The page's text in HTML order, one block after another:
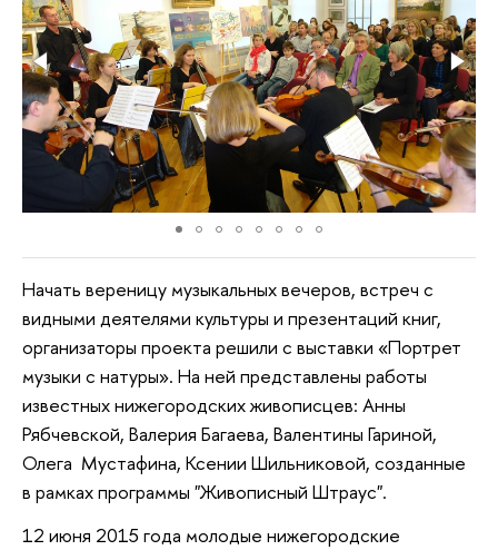
Начать вереницу музыкальных вечеров, встреч с
видными деятелями культуры и презентаций книг,
организаторы проекта решили с выставки «Портрет
музыки с натуры». На ней представлены работы
известных нижегородских живописцев: Анны
Рябчевской, Валерия Багаева, Валентины Гариной,
Олега Мустафина, Ксении Шильниковой, созданные
в рамках программы "Живописный Штраус".
12 июня 2015 года молодые нижегородские